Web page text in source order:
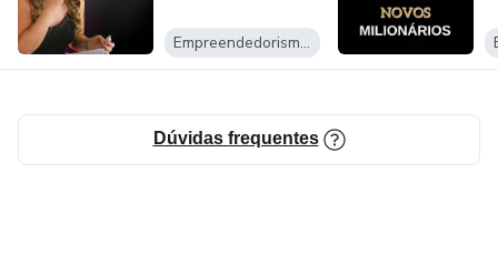
Empreendedorismo Digital
Dúvidas frequentes